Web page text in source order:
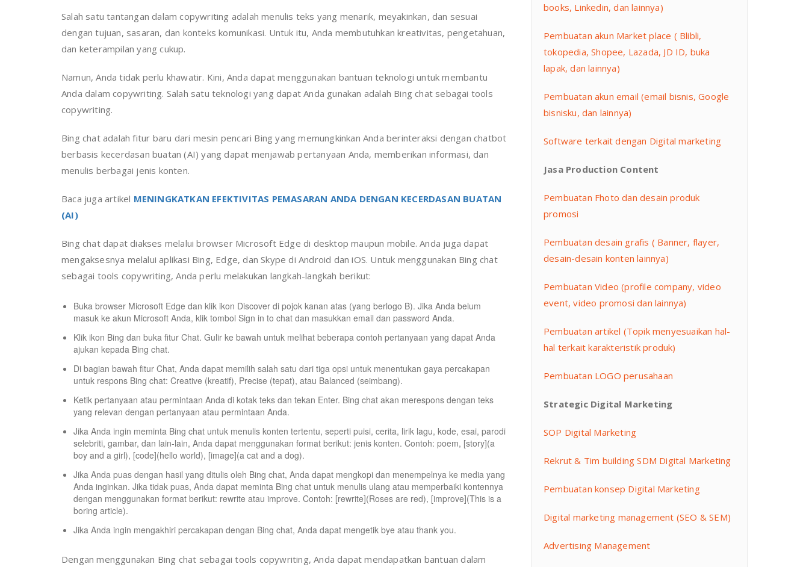
Salah satu tantangan dalam copywriting adalah menulis teks yang menarik, meyakinkan, dan sesuai
dengan tujuan, sasaran, dan konteks komunikasi. Untuk itu, Anda membutuhkan kreativitas, pengetahuan,
dan keterampilan yang cukup.
Namun, Anda tidak perlu khawatir. Kini, Anda dapat menggunakan bantuan teknologi untuk membantu
Anda dalam copywriting. Salah satu teknologi yang dapat Anda gunakan adalah Bing chat sebagai tools
copywriting.
Bing chat adalah fitur baru dari mesin pencari Bing yang memungkinkan Anda berinteraksi dengan chatbot
berbasis kecerdasan buatan (AI) yang dapat menjawab pertanyaan Anda, memberikan informasi, dan
menulis berbagai jenis konten.
Baca juga artikel MENINGKATKAN EFEKTIVITAS PEMASARAN ANDA DENGAN KECERDASAN BUATAN
(AI)
Bing chat dapat diakses melalui browser Microsoft Edge di desktop maupun mobile. Anda juga dapat
mengaksesnya melalui aplikasi Bing, Edge, dan Skype di Android dan iOS. Untuk menggunakan Bing chat
sebagai tools copywriting, Anda perlu melakukan langkah-langkah berikut:
Buka browser Microsoft Edge dan klik ikon Discover di pojok kanan atas (yang berlogo B). Jika Anda belum
masuk ke akun Microsoft Anda, klik tombol Sign in to chat dan masukkan email dan password Anda.
Klik ikon Bing dan buka fitur Chat. Gulir ke bawah untuk melihat beberapa contoh pertanyaan yang dapat Anda
ajukan kepada Bing chat.
Di bagian bawah fitur Chat, Anda dapat memilih salah satu dari tiga opsi untuk menentukan gaya percakapan
untuk respons Bing chat: Creative (kreatif), Precise (tepat), atau Balanced (seimbang).
Ketik pertanyaan atau permintaan Anda di kotak teks dan tekan Enter. Bing chat akan merespons dengan teks
yang relevan dengan pertanyaan atau permintaan Anda.
Jika Anda ingin meminta Bing chat untuk menulis konten tertentu, seperti puisi, cerita, lirik lagu, kode, esai, parodi
selebriti, gambar, dan lain-lain, Anda dapat menggunakan format berikut: jenis konten. Contoh: poem, [story](a
boy and a girl), [code](hello world), [image](a cat and a dog).
Jika Anda puas dengan hasil yang ditulis oleh Bing chat, Anda dapat mengkopi dan menempelnya ke media yang
Anda inginkan. Jika tidak puas, Anda dapat meminta Bing chat untuk menulis ulang atau memperbaiki kontennya
dengan menggunakan format berikut: rewrite atau improve. Contoh: [rewrite](Roses are red), [improve](This is a
boring article).
Jika Anda ingin mengakhiri percakapan dengan Bing chat, Anda dapat mengetik bye atau thank you.
Dengan menggunakan Bing chat sebagai tools copywriting, Anda dapat mendapatkan bantuan dalam
books, Linkedin, dan lainnya)
Pembuatan akun Market place ( Blibli,
tokopedia, Shopee, Lazada, JD ID, buka
lapak, dan lainnya)
Pembuatan akun email (email bisnis, Google
bisnisku, dan lainnya)
Software terkait dengan Digital marketing
Jasa Production Content
Pembuatan Fhoto dan desain produk
promosi
Pembuatan desain grafis ( Banner, flayer,
desain-desain konten lainnya)
Pembuatan Video (profile company, video
event, video promosi dan lainnya)
Pembuatan artikel (Topik menyesuaikan hal-
hal terkait karakteristik produk)
Pembuatan LOGO perusahaan
Strategic Digital Marketing
SOP Digital Marketing
Rekrut & Tim building SDM Digital Marketing
Pembuatan konsep Digital Marketing
Digital marketing management (SEO & SEM)
Advertising Management